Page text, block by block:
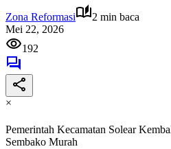
Zona Reformasi
2 min baca
Mei 22, 2026
192
×
Pemerintah Kecamatan Solear
Sembako Murah